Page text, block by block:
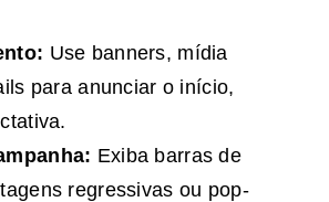
Use banners, mídia
para anunciar o início,
Exiba barras de
regressivas ou pop-